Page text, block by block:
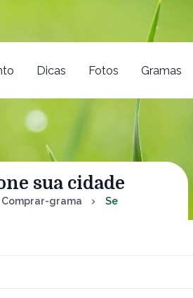
Dicas Fotos Gramas
sua cidade
Comprar-grama Se